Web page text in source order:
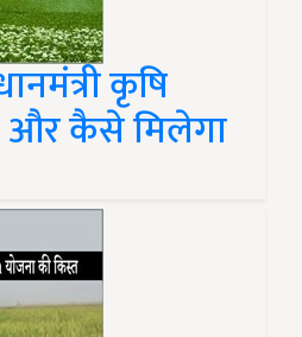
कृषि
और कैसे मिलेगा